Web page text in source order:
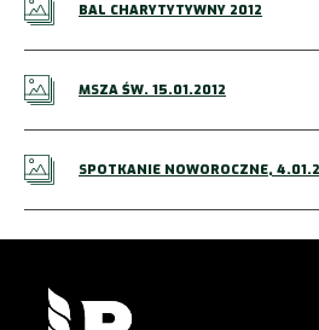
BAL CHARYTYTYWNY 2012
MSZA ŚW. 15.01.2012
SPOTKANIE NOWOROCZNE,